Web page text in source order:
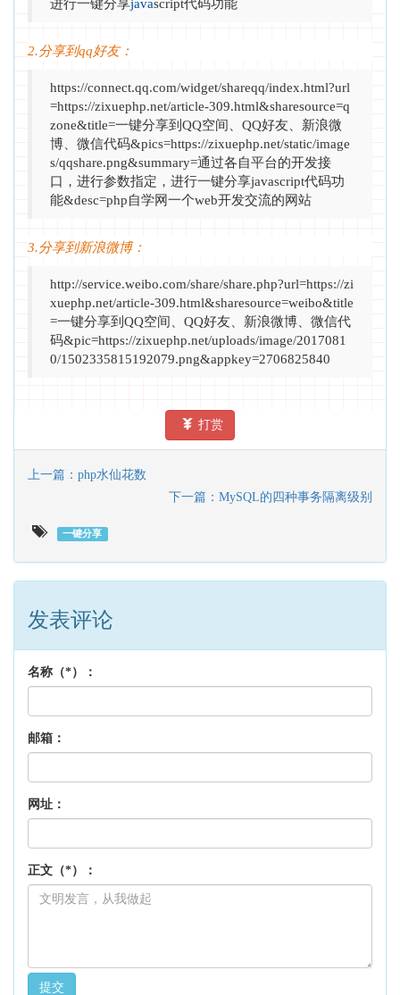
进行一键分享javascript代码功能
2.分享到qq好友：
https://connect.qq.com/widget/shareqq/index.html?url
=https://zixuephp.net/article-309.html&sharesource=q
zone&title=一键分享到QQ空间、QQ好友、新浪微
博、微信代码&pics=https://zixuephp.net/static/image
s/qqshare.png&summary=通过各自平台的开发接
口，进行参数指定，进行一键分享javascript代码功
能&desc=php自学网一个web开发交流的网站
3.分享到新浪微博：
http://service.weibo.com/share/share.php?url=https://zi
xuephp.net/article-309.html&sharesource=weibo&title
=一键分享到QQ空间、QQ好友、新浪微博、微信代
码&pic=https://zixuephp.net/uploads/image/2017081
0/1502335815192079.png&appkey=2706825840
打赏
上一篇：php水仙花数
下一篇：MySQL的四种事务隔离级别
一键分享
发表评论
名称（*）：
邮箱：
网址：
正文（*）：
提交